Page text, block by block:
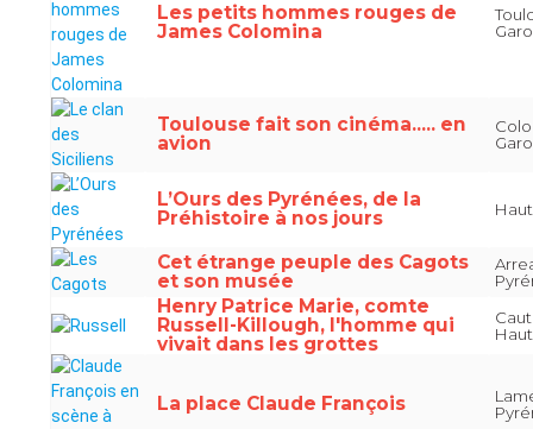
Les petits hommes rouges de
James Colomina
Toulouse fait son cinéma..... en
avion
L’Ours des Pyrénées, de la
Préhistoire à nos jours
Cet étrange peuple des Cagots
et son musée
Henry Patrice Marie, comte
Russell-Killough, l'homme qui
vivait dans les grottes
La place Claude François